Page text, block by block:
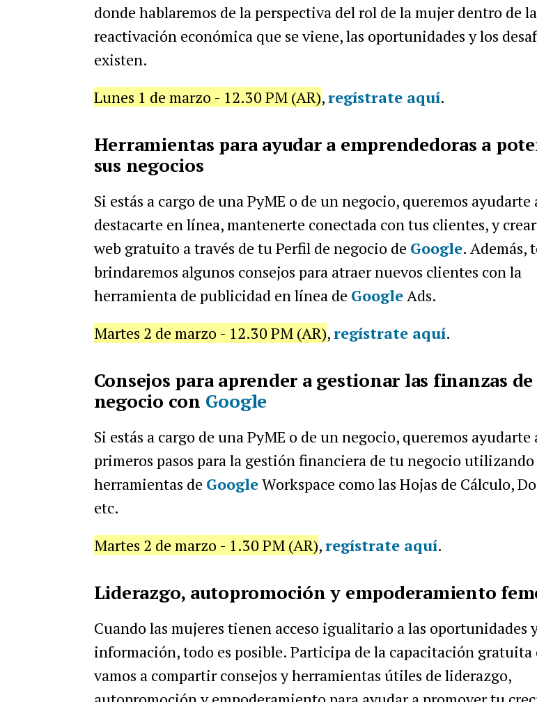
donde hablaremos de la perspectiva del rol de la mujer dentro de la
reactivación económica que se viene, las oportunidades y los
existen.
Lunes 1 de marzo - 12.30 PM (AR),regístrate aquí.
Herramientas para ayudar a emprendedoras a
sus negocios
Si estás a cargo de una PyME o de un negocio, queremos ayudarte
destacarte en línea, mantenerte conectada con tus clientes, y
web gratuito a través de tu Perfil de negocio de Google. Además,
brindaremos algunos consejos para atraer nuevos clientes con la
herramienta de publicidad en línea de GoogleAds.
Martes 2 de marzo - 12.30 PM (AR),regístrate aquí.
Consejos para aprender a gestionar las finanzas
negocio con Google
Si estás a cargo de una PyME o de un negocio, queremos ayudarte
primeros pasos para la gestión financiera de tu negocio utilizando
herramientas de GoogleWorkspace como las Hojas de Cálculo,
etc.
Martes 2 de marzo - 1.30 PM (AR),regístrate aquí.
Liderazgo, autopromoción y empoderamiento
Cuando las mujeres tienen acceso igualitario a las oportunidades
información, todo es posible. Participa de la capacitación gratuita
vamos a compartir consejos y herramientas útiles de liderazgo,